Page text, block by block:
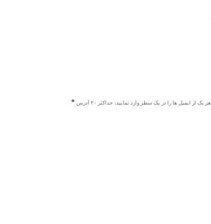
هر یک از ایمیل ها را در یک سطر وارد نمایید، حداکثر ۲۰ آدرس